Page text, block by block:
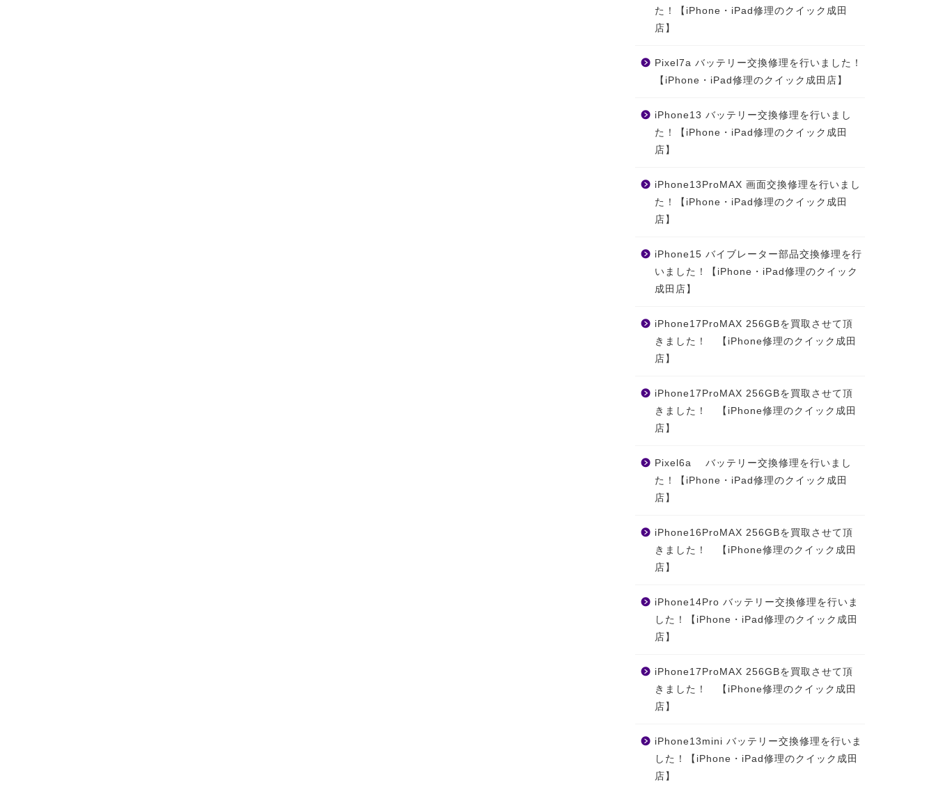
た！【iPhone・iPad修理のクイック成田
店】
Pixel7a バッテリー交換修理を行いました！
【iPhone・iPad修理のクイック成田店】
iPhone13 バッテリー交換修理を行いまし
た！【iPhone・iPad修理のクイック成田
店】
iPhone13ProMAX 画面交換修理を行いまし
た！【iPhone・iPad修理のクイック成田
店】
iPhone15 バイブレーター部品交換修理を行
いました！【iPhone・iPad修理のクイック
成田店】
iPhone17ProMAX 256GBを買取させて頂
きました！ 【iPhone修理のクイック成田
店】
iPhone17ProMAX 256GBを買取させて頂
きました！ 【iPhone修理のクイック成田
店】
Pixel6a バッテリー交換修理を行いまし
た！【iPhone・iPad修理のクイック成田
店】
iPhone16ProMAX 256GBを買取させて頂
きました！ 【iPhone修理のクイック成田
店】
iPhone14Pro バッテリー交換修理を行いま
した！【iPhone・iPad修理のクイック成田
店】
iPhone17ProMAX 256GBを買取させて頂
きました！ 【iPhone修理のクイック成田
店】
iPhone13mini バッテリー交換修理を行いま
した！【iPhone・iPad修理のクイック成田
店】